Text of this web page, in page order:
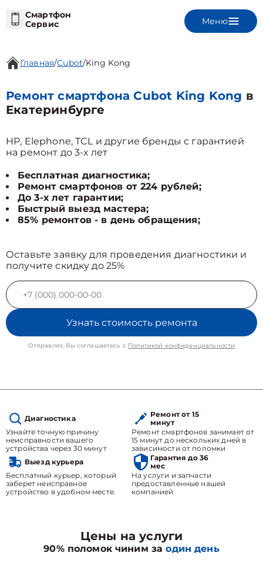
Смартфон
Сервис
Меню
Главная/Cubot/King Kong
Ремонт смартфона Cubot King Kong в
Екатеринбурге
HP, Elephone, TCL и другие бренды с гарантией
на ремонт до 3-х лет
Бесплатная диагностика;
Ремонт смартфонов от 224 рублей;
До 3-х лет гарантии;
Быстрый выезд мастера;
85% ремонтов - в день обращения;
Оставьте заявку для проведения диагностики и
получите скидку до 25%
Узнать стоимость ремонта
Отправляя, Вы соглашаетесь с Политикой конфиденциальности
Диагностика
Узнайте точную причину
неисправности вашего
устройства через 30 минут
Ремонт от 15
минут
Ремонт смартфонов занимает от
15 минут до нескольких дней в
зависимости от поломки
Выезд курьера
Бесплатный курьер, который
заберет неисправное
устройство в удобном месте.
Гарантия до 36
мес
На услуги и запчасти
предоставленные нашей
компанией
Цены на услуги
90% поломок чиним заодин день